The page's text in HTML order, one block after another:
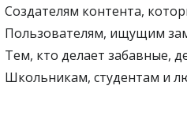
Создателям контента,
Пользователям, ищущим
Тем, кто делает забавные,
Школьникам, студентам и